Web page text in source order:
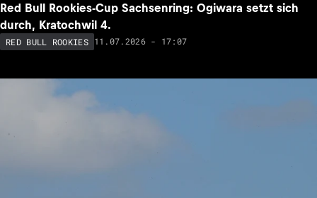
Red Bull Rookies-Cup Sachsenring: Ogiwara setzt sich
durch, Kratochwil 4.
RED BULL ROOKIES 11.07.2026 - 17:07